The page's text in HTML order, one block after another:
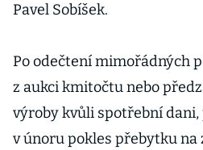
Pavel Sobíšek.
Po odečtení mimořádných
z aukci kmitočtu nebo
výroby kvůli spotřební
v únoru pokles přebytku na